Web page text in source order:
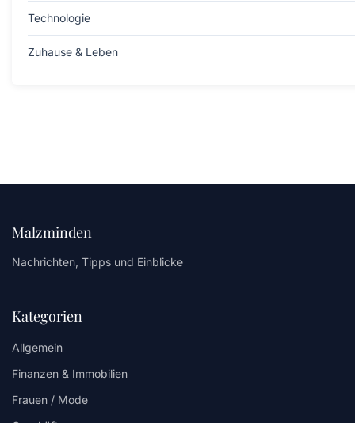
Technologie
Zuhause & Leben
Malzminden
Nachrichten, Tipps und Einblicke
Kategorien
Allgemein
Finanzen & Immobilien
Frauen / Mode